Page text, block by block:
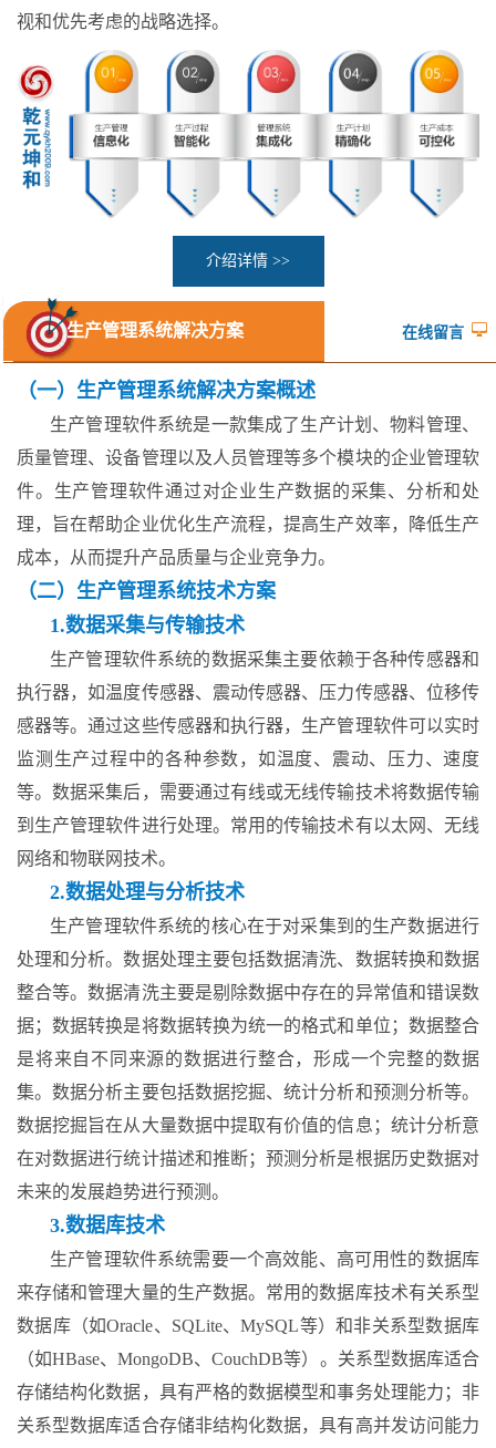
视和优先考虑的战略选择。
介绍详情 >>
生产管理系统解决方案 在线留言
（一）生产管理系统解决方案概述
生产管理软件系统是一款集成了生产计划、物料管理、
质量管理、设备管理以及人员管理等多个模块的企业管理软
件。生产管理软件通过对企业生产数据的采集、分析和处
理，旨在帮助企业优化生产流程，提高生产效率，降低生产
成本，从而提升产品质量与企业竞争力。
（二）生产管理系统技术方案
1.数据采集与传输技术
生产管理软件系统的数据采集主要依赖于各种传感器和
执行器，如温度传感器、震动传感器、压力传感器、位移传
感器等。通过这些传感器和执行器，生产管理软件可以实时
监测生产过程中的各种参数，如温度、震动、压力、速度
等。数据采集后，需要通过有线或无线传输技术将数据传输
到生产管理软件进行处理。常用的传输技术有以太网、无线
网络和物联网技术。
2.数据处理与分析技术
生产管理软件系统的核心在于对采集到的生产数据进行
处理和分析。数据处理主要包括数据清洗、数据转换和数据
整合等。数据清洗主要是剔除数据中存在的异常值和错误数
据；数据转换是将数据转换为统一的格式和单位；数据整合
是将来自不同来源的数据进行整合，形成一个完整的数据
集。数据分析主要包括数据挖掘、统计分析和预测分析等。
数据挖掘旨在从大量数据中提取有价值的信息；统计分析意
在对数据进行统计描述和推断；预测分析是根据历史数据对
未来的发展趋势进行预测。
3.数据库技术
生产管理软件系统需要一个高效能、高可用性的数据库
来存储和管理大量的生产数据。常用的数据库技术有关系型
数据库（如Oracle、SQLite、MySQL等）和非关系型数据库
（如HBase、MongoDB、CouchDB等）。关系型数据库适合
存储结构化数据，具有严格的数据模型和事务处理能力；非
关系型数据库适合存储非结构化数据，具有高并发访问能力